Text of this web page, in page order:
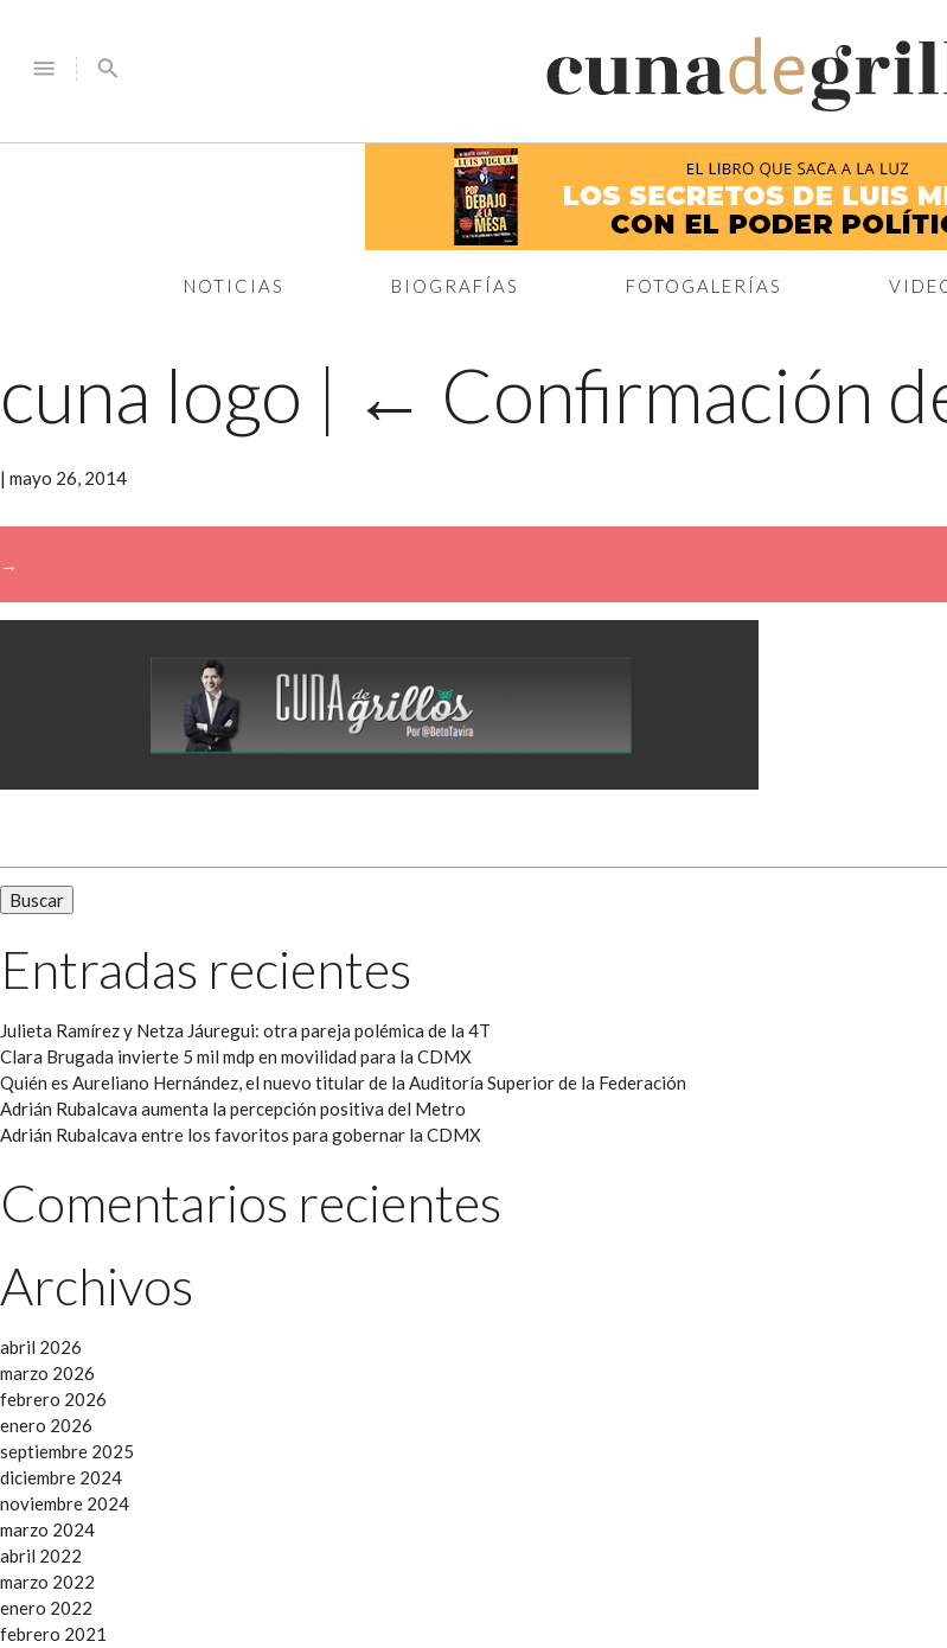
menu search
NOTICIAS BIOGRAFÍAS FOTOGALERÍAS
cuna logo | ← Confirmación
| mayo 26, 2014
→
Entradas recientes
Julieta Ramírez y Netza Jáuregui: otra pareja polémica de la 4T
Clara Brugada invierte 5 mil mdp en movilidad para la CDMX
Quién es Aureliano Hernández, el nuevo titular de la Auditoría Superior de la Federación
Adrián Rubalcava aumenta la percepción positiva del Metro
Adrián Rubalcava entre los favoritos para gobernar la CDMX
Comentarios recientes
Archivos
abril 2026
marzo 2026
febrero 2026
enero 2026
septiembre 2025
diciembre 2024
noviembre 2024
marzo 2024
abril 2022
marzo 2022
enero 2022
febrero 2021